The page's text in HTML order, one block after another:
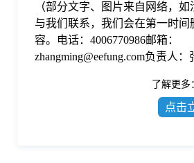
（部分文字、图片来自网络，
与我们联系，我们会在第一时间
容。电话：4006770986邮箱：
zhangming@eefung.com负责人：
了解更多
点击